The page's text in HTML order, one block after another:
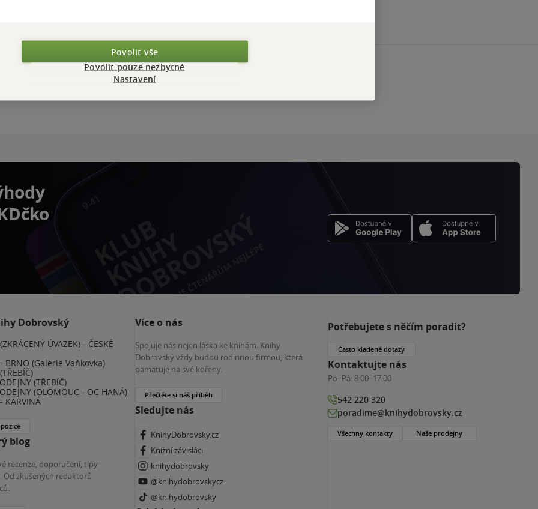
Dobrovský
ÚVAZEK) - ČESKÉ
BRNO (Galerie Vaňkovka)
(TŘEBÍČ)
(OLOMOUC - OC HANÁ)
KARVINÁ
blog
recenze, doporučení, tipy
Od zkušených redaktorů
Více o nás
Spojuje nás nejen láska ke knihám. Knihy
Dobrovský vždy budou rodinnou firmou, která
pamatuje na své kořeny.
Přečtěte si náš příběh
Sledujte nás
KnihyDobrovsky.cz
Knižní závisláci
knihydobrovsky
@knihydobrovskycz
@knihydobrovsky
Potřebujete s něčím poradit?
Často kladené dotazy
Kontaktujte nás
Po–Pá: 8:00–17:00
542 220 320
poradime@knihydobrovsky.cz
Všechny kontakty Naše prodejny
Povolit vše
Povolit pouze nezbytné
Nastavení